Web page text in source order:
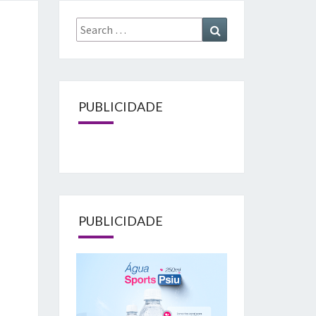
Search
for:
PUBLICIDADE
PUBLICIDADE